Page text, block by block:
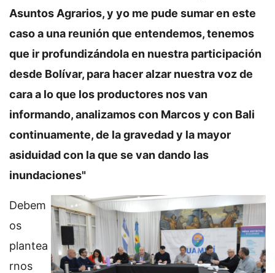
Asuntos Agrarios, y yo me pude sumar en este
caso a una reunión que entendemos, tenemos
que ir profundizándola en nuestra participación
desde Bolívar, para hacer alzar nuestra voz de
cara a lo que los productores nos van
informando, analizamos con Marcos y con Bali
continuamente, de la gravedad y la mayor
asiduidad con la que se van dando las
inundaciones"
Debem
os
plantea
rnos